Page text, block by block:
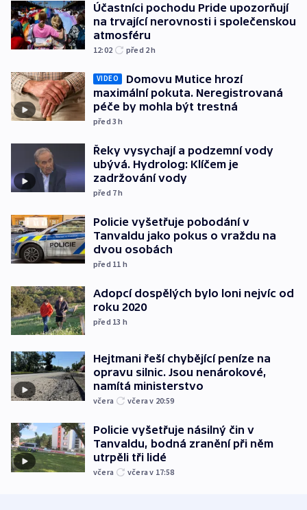
Účastníci pochodu Pride upozorňují
na trvající nerovnosti i společenskou
atmosféru
12:02 před 2h
VIDEO
Domovu Mutice hrozí
maximální pokuta. Neregistrovaná
péče by mohla být trestná
před 3h
Řeky vysychají a podzemní vody
ubývá. Hydrolog: Klíčem je
zadržování vody
před 7h
Policie vyšetřuje pobodání v
Tanvaldu jako pokus o vraždu na
dvou osobách
před 11 h
Adopcí dospělých bylo loni nejvíc od
roku 2020
před 13 h
Hejtmani řeší chybějící peníze na
opravu silnic. Jsou nenárokové,
namítá ministerstvo
včera včera v 20:59
Policie vyšetřuje násilný čin v
Tanvaldu, bodná zranění při něm
utrpěli tři lidé
včera včera v 17:58